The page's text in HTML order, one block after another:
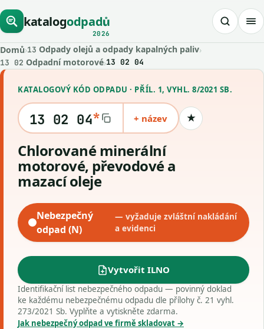
katalogodpadů
2026
Domů›13 Odpady olejů a odpady kapalných paliv›
13 02 Odpadní motorové›13 02 04
KATALOGOVÝ KÓD ODPADU · PŘÍL. 1, VYHL. 8/2021 SB.
13 02 04* + název ★Uložit kód
Chlorované minerální
motorové, převodové a
mazací oleje
Nebezpečný
odpad (N)
— vyžaduje zvláštní nakládání
a evidenci
Vytvořit ILNO
Identifikační list nebezpečného odpadu — povinný doklad
ke každému nebezpečnému odpadu dle přílohy č. 21 vyhl.
273/2021 Sb. Vyplňte a vytiskněte zdarma.
Jak nebezpečný odpad ve firmě skladovat →